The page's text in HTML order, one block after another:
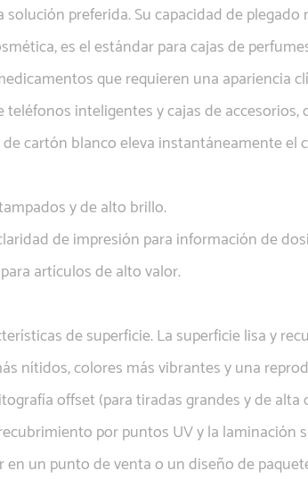
solución preferida. Su capacidad de
es el estándar para cajas de
que requieren una apariencia
inteligentes y cajas de
cartón blanco eleva instantáneamente
y de alto brillo.
de impresión para información de
artículos de alto valor.
de superficie. La superficie lisa y
nítidos, colores más vibrantes y una
offset (para tiradas grandes y de
por puntos UV y la laminación
un punto de venta o un diseño de